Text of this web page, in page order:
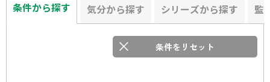
条件から探す 気分から探す シリーズから探す 監
条件をリセット